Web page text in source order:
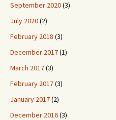
September 2020(3)
July 2020(2)
February 2018 (3)
December 2017(1)
March 2017(3)
February 2017(3)
January 2017(2)
December 2016(3)